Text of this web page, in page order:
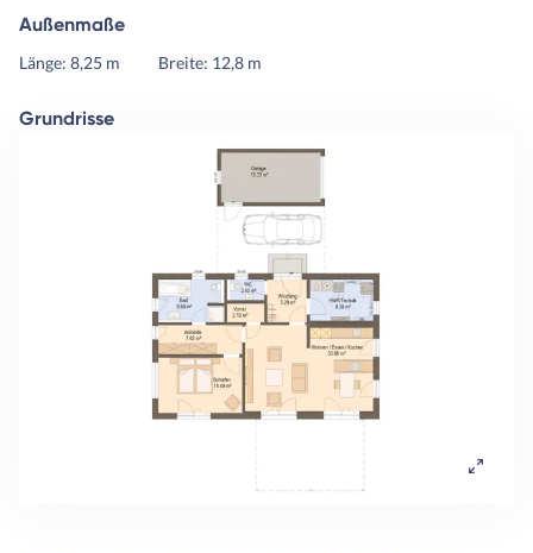
Außenmaße
Länge: 8,25 m Breite: 12,8 m
Grundrisse